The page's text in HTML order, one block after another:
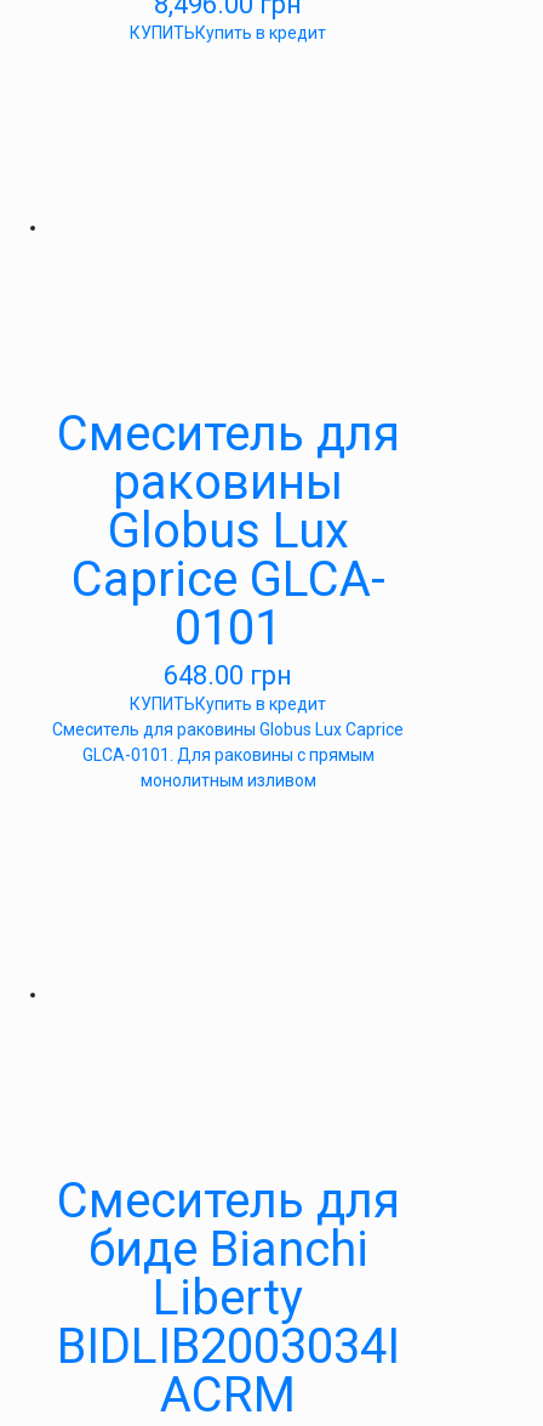
КУПИТЬКупить в кредит
Смеситель для
раковины
Globus Lux
Caprice GLCA-
0101
648.00 грн
КУПИТЬКупить в кредит
Смеситель для раковины Globus Lux Caprice
GLCA-0101. Для раковины с прямым
монолитным изливом
Смеситель для
биде Bianchi
Liberty
BIDLIB2003034I
ACRM